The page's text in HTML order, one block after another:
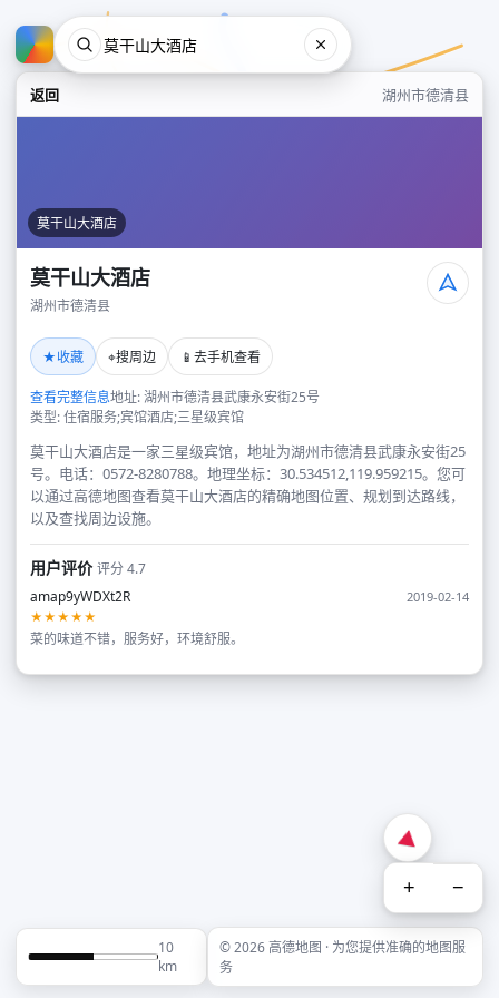
返回 湖州市德清县
莫干山大酒店
莫干山大酒店
湖州市德清县
★收藏 ⌖搜周边 📱 去手机查看
查看完整信息地址: 湖州市德清县武康永安街25号
类型: 住宿服务;宾馆酒店;三星级宾馆
莫干山大酒店是一家三星级宾馆，地址为湖州市德清县武康永安街25
号。电话：0572-8280788。地理坐标：30.534512,119.959215。您可
以通过高德地图查看莫干山大酒店的精确地图位置、规划到达路线，
以及查找周边设施。
用户评价评分 4.7
amap9yWDXt2R
2019-02-14
★★★★★
菜的味道不错，服务好，环境舒服。
+ −
10
km
© 2026 高德地图 · 为您提供准确的地图服
务